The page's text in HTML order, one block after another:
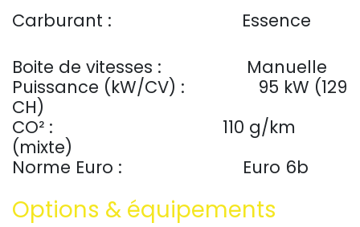
Carburant :
​​Essence​
Boite de vitesses :
​Manuelle
Puissance (kW/CV) :
95 kW (129
CH)
CO² :
110 g/km
(mixte)
Norme Euro :
​Euro 6b​
Options & équipements